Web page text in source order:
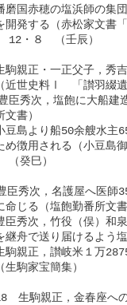
赤穂の塩浜師の集団
赤松家文書「小豆
12・８　（壬辰）
正・一正父子，秀吉
　「讃羽綴遺録
次，塩飽に大船建造
）
より船50余艘水主
る（小豆島御用船
（癸巳）
次，名護屋へ医師35
飽勤番所文書
次，竹役（俣）和泉
届けるよう塩飽に
正，讃岐米１万2875
簡集）
駒親正，金春座への